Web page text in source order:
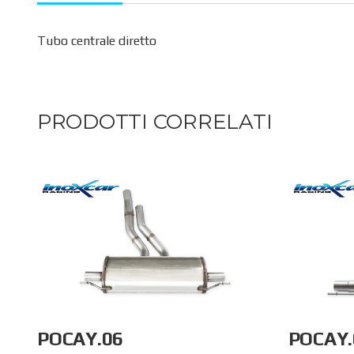
Tubo centrale diretto
PRODOTTI CORRELATI
POCAY.06